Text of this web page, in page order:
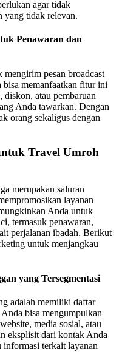
agar tidak
yang tidak relevan.
Penawaran dan
pesan broadcast
memanfaatkan fitur ini
atau pembaruan
Anda tawarkan. Dengan
orang sekaligus dengan
Travel Umroh
merupakan saluran
layanan
Anda untuk
termasuk penawaran,
perjalanan ibadah. Berikut
untuk menjangkau
yang Tersegmentasi
adalah memiliki daftar
bisa mengumpulkan
media sosial, atau
eksplisit dari kontak Anda
terkait layanan